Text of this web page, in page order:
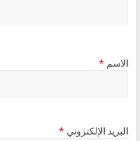
الاسم *
البريد الإلكتروني *